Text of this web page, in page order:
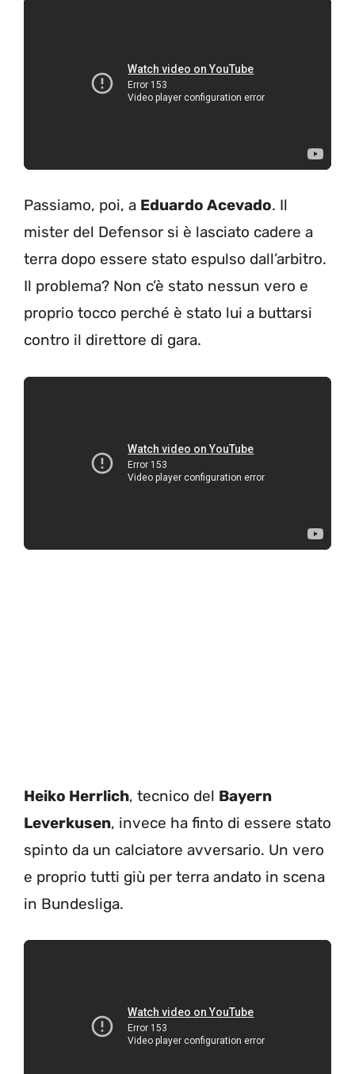
Passiamo, poi, a Eduardo Acevado. Il
mister del Defensor si è lasciato cadere a
terra dopo essere stato espulso dall’arbitro.
Il problema? Non c’è stato nessun vero e
proprio tocco perché è stato lui a buttarsi
contro il direttore di gara.
Heiko Herrlich, tecnico del Bayern
Leverkusen, invece ha finto di essere stato
spinto da un calciatore avversario. Un vero
e proprio tutti giù per terra andato in scena
in Bundesliga.